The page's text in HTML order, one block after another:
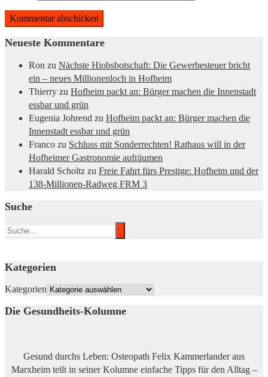
Neueste Kommentare
Ron zu Nächste Hiobsbotschaft: Die Gewerbesteuer bricht
ein – neues Millionenloch in Hofheim
Thierry zu Hofheim packt an: Bürger machen die Innenstadt
essbar und grün
Eugenia Johrend zu Hofheim packt an: Bürger machen die
Innenstadt essbar und grün
Franco zu Schluss mit Sonderrechten! Rathaus will in der
Hofheimer Gastronomie aufräumen
Harald Scholtz zu Freie Fahrt fürs Prestige: Hofheim und der
138-Millionen-Radweg FRM 3
Suche
Kategorien
Kategorien
Die Gesundheits-Kolumne
Gesund durchs Leben: Osteopath Felix Kammerlander aus
Marxheim teilt in seiner Kolumne einfache Tipps für den Alltag –